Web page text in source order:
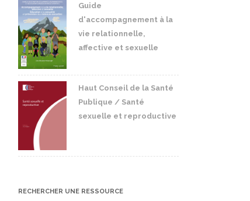
Guide
d'accompagnement à la
vie relationnelle,
affective et sexuelle
Haut Conseil de la Santé
Publique / Santé
sexuelle et reproductive
RECHERCHER UNE RESSOURCE